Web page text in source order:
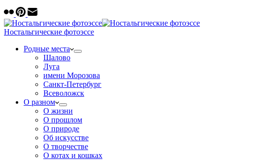
Ностальгические фотоэссе
Родные места
Шалово
Луга
имени Морозова
Санкт-Петербург
Всеволожск
О разном
О жизни
О прошлом
О природе
Об искусстве
О творчестве
О котах и кошках